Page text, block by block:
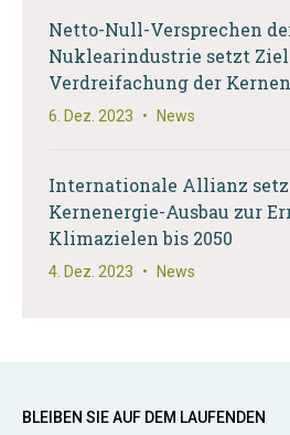
Netto-Null-Versprechen
Nuklearindustrie setzt
Verdreifachung der
6. Dez. 2023 • News
Internationale Allianz
Kernenergie-Ausbau zur
Klimazielen bis 2050
4. Dez. 2023 • News
BLEIBEN SIE AUF DEM LAUFENDEN